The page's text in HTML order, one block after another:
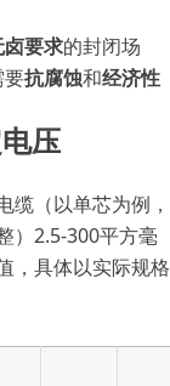
要求的封闭场
要抗腐蚀和经济性
压
缆（以单芯为例，
）2.5-300平方毫
，具体以实际规格